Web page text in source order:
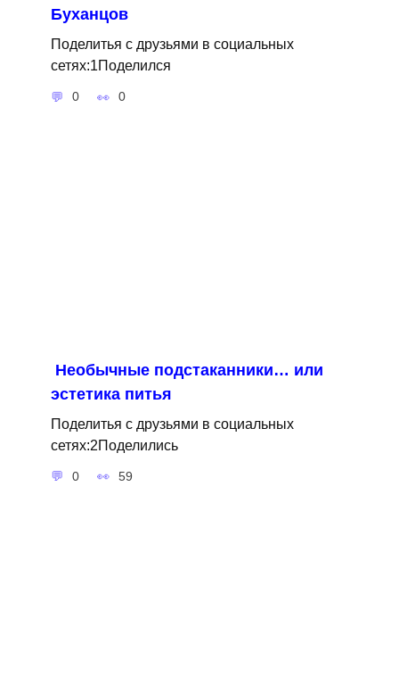
Буханцов
Поделитья с друзьями в социальных
сетях:1Поделился
0 0
Необычные подстаканники… или
эстетика питья
Поделитья с друзьями в социальных
сетях:2Поделились
0 59